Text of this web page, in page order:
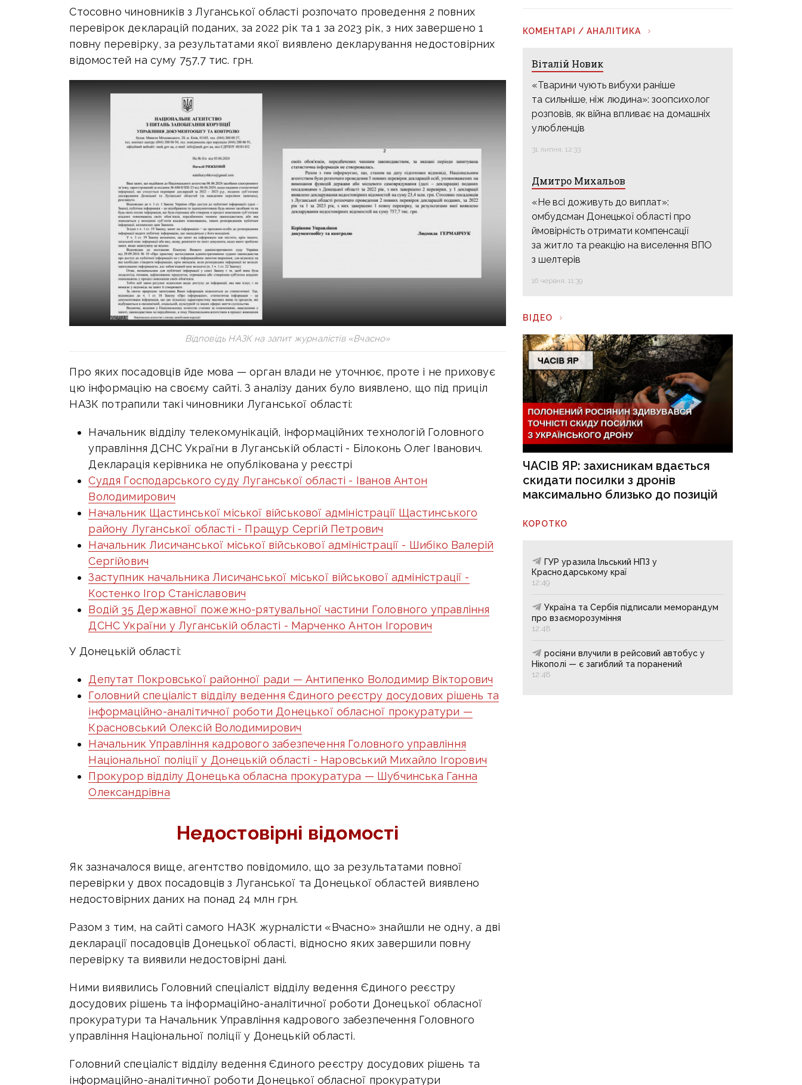
Стосовно чиновників з Луганської області розпочато проведення 2 повних
перевірок декларацій поданих, за 2022 рік та 1 за 2023 рік, з них завершено 1
повну перевірку, за результатами якої виявлено декларування недостовірних
відомостей на суму 757,7 тис. грн.
Відповідь НАЗК на запит журналістів «Вчасно»
Про яких посадовців йде мова — орган влади не уточнює, проте і не приховує
цю інформацію на своєму сайті. З аналізу даних було виявлено, що під приціл
НАЗК потрапили такі чиновники Луганської області:
Начальник відділу телекомунікацій, інформаційних технологій Головного
управління ДСНС України в Луганській області - Білоконь Олег Іванович.
Декларація керівника не опублікована у реєстрі
Суддя Господарського суду Луганської області - Іванов Антон
Володимирович
Начальник Щастинської міської військової адміністрації Щастинського
району Луганської області - Пращур Сергій Петрович
Начальник Лисичанської міської військової адміністрації - Шибіко Валерій
Сергійович
Заступник начальника Лисичанської міської військової адміністрації -
Костенко Ігор Станіславович
Водій 35 Державної пожежно-рятувальної частини Головного управління
ДСНС України у Луганській області - Марченко Антон Ігорович
У Донецькій області:
Депутат Покровської районної ради — Антипенко Володимир Вікторович
Головний спеціаліст відділу ведення Єдиного реєстру досудових рішень та
інформаційно-аналітичної роботи Донецької обласної прокуратури —
Красновський Олексій Володимирович
Начальник Управління кадрового забезпечення Головного управління
Національної поліції у Донецькій області - Наровський Михайло Ігорович
Прокурор відділу Донецька обласна прокуратура — Шубчинська Ганна
Олександрівна
Недостовірні відомості
Як зазначалося вище, агентство повідомило, що за результатами повної
перевірки у двох посадовців з Луганської та Донецької областей виявлено
недостовірних даних на понад 24 млн грн.
Разом з тим, на сайті самого НАЗК журналісти «Вчасно» знайшли не одну, а дві
декларації посадовців Донецької області, відносно яких завершили повну
перевірку та виявили недостовірні дані.
Ними виявились Головний спеціаліст відділу ведення Єдиного реєстру
досудових рішень та інформаційно-аналітичної роботи Донецької обласної
прокуратури та Начальник Управління кадрового забезпечення Головного
управління Національної поліції у Донецькій області.
Головний спеціаліст відділу ведення Єдиного реєстру досудових рішень та
інформаційно-аналітичної роботи Донецької обласної прокуратури
КОМЕНТАРІ / АНАЛІТИКА
Віталій Новик
«Тварини чують вибухи раніше
та сильніше, ніж людина»: зоопсихолог
розповів, як війна впливає на домашніх
улюбленців
31 липня, 12:33
Дмитро Михальов
«Не всі доживуть до виплат»:
омбудсман Донецької області про
ймовірність отримати компенсації
за житло та реакцію на виселення ВПО
з шелтерів
16 червня, 11:39
ВІДЕО
ЧАСІВ ЯР: захисникам вдається
скидати посилки з дронів
максимально близько до позицій
КОРОТКО
ГУР уразила Ільський НПЗ у
Краснодарському краї
12:49
Україна та Сербія підписали меморандум
про взаєморозуміння
12:48
росіяни влучили в рейсовий автобус у
Нікополі — є загиблий та поранений
12:48